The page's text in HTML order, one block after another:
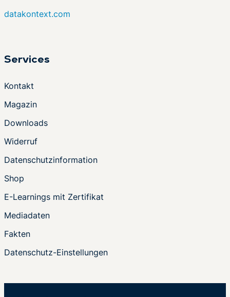
datakontext.com
Services
Kontakt
Magazin
Downloads
Widerruf
Datenschutzinformation
Shop
E-Learnings mit Zertifikat
Mediadaten
Fakten
Datenschutz-Einstellungen